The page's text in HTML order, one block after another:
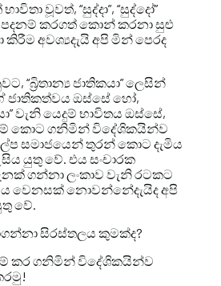
වූවත්, “සුද්දා”, “සුද්දෝ”
කරගත් කොන් කරනා සුළු
කිරීම අවශ්‍යදැයි අපි මින් පෙරද
“බ්‍රිතාන්‍ය ජාතිකයා” ලෙසින්
ජාතිකත්වය ඔස්සේ හෝ,
වැනි යෙදුම් භාවිතය ඔස්සේ,
කොට ගනිමින් විදේශිකයින්ව
සමාජයෙන් තුරන් කොට දැමිය
යුතු වේ. එය සංචාරක
ගන්නා ලංකාව වැනි රටකට
වෙනසක් නොවන්නේදැයිද අපි
වේ.
සිරස්තලය කුමක්ද?
කර ගනිමින් විදේශිකයින්ව